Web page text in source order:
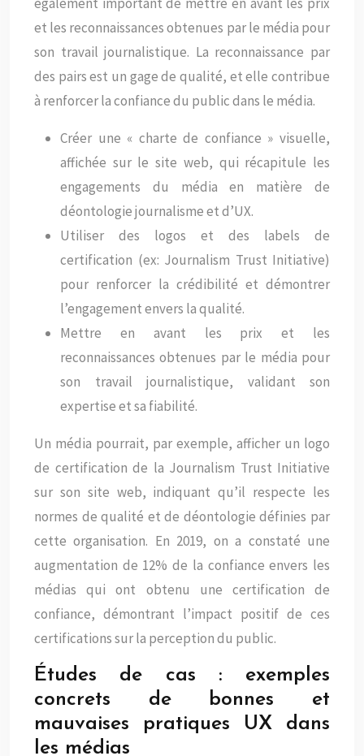
et les reconnaissances obtenues par le média pour
son travail journalistique. La reconnaissance par
des pairs est un gage de qualité, et elle contribue
à renforcer la confiance du public dans le média.
Créer une « charte de confiance » visuelle,
affichée sur le site web, qui récapitule les
engagements du média en matière de
déontologie journalisme et d’UX.
Utiliser des logos et des labels de
certification (ex: Journalism Trust Initiative)
pour renforcer la crédibilité et démontrer
l’engagement envers la qualité.
Mettre en avant les prix et les
reconnaissances obtenues par le média pour
son travail journalistique, validant son
expertise et sa fiabilité.
Un média pourrait, par exemple, afficher un logo
de certification de la Journalism Trust Initiative
sur son site web, indiquant qu’il respecte les
normes de qualité et de déontologie définies par
cette organisation. En 2019, on a constaté une
augmentation de 12% de la confiance envers les
médias qui ont obtenu une certification de
confiance, démontrant l’impact positif de ces
certifications sur la perception du public.
Études de cas : exemples
concrets de bonnes et
mauvaises pratiques UX dans
les médias